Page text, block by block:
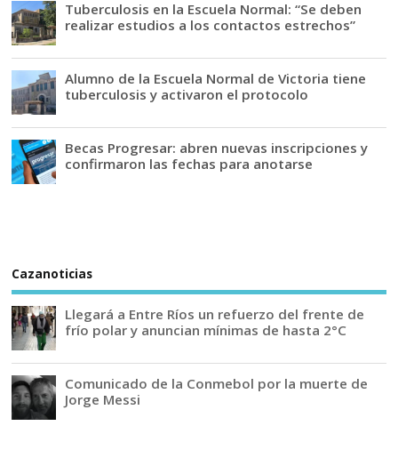
Tuberculosis en la Escuela Normal: “Se deben
realizar estudios a los contactos estrechos”
Alumno de la Escuela Normal de Victoria tiene
tuberculosis y activaron el protocolo
Becas Progresar: abren nuevas inscripciones y
confirmaron las fechas para anotarse
Cazanoticias
Llegará a Entre Ríos un refuerzo del frente de
frío polar y anuncian mínimas de hasta 2°C
Comunicado de la Conmebol por la muerte de
Jorge Messi